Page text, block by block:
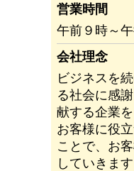
営業時間
午前９時～
会社理念
ビジネスを
る社会に感
献する企業
お客様に役
ことで、お
していきます